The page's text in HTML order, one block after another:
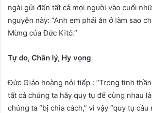
ngài gửi đến tất cả mọi người vào cuối
nguyện này: “Anh em phải ​ăn ở làm sao
Mừng của Đức Kitô.”
Tự do, Chân lý, Hy vọng
Đức Giáo hoàng nói tiếp : “Trong tinh
tất cả chúng ta hãy quy tụ để cùng nhau
chúng ta “bị chia cách,” vì vậy “quy tụ cầu